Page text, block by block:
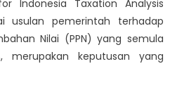
PPN
12%, ini
Indonesia Taxation Analysis
usulan pemerintah terhadap
Nilai (PPN) yang semula
merupakan keputusan yang